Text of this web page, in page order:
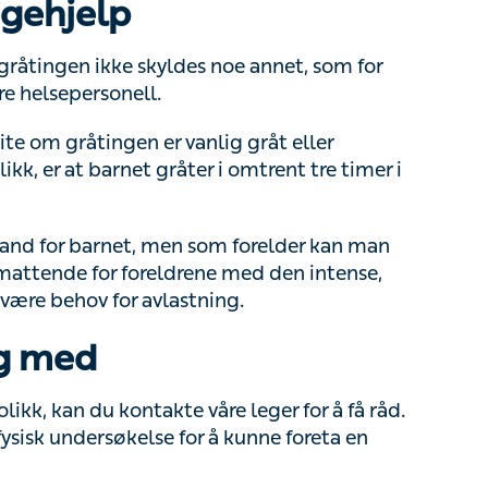
barnet, men som forelder kan man føle seg
med den intense, utrøstelige
med
kan du få hjelp raskt fra våre leger og
hjelpe deg i appen hver dag, hele